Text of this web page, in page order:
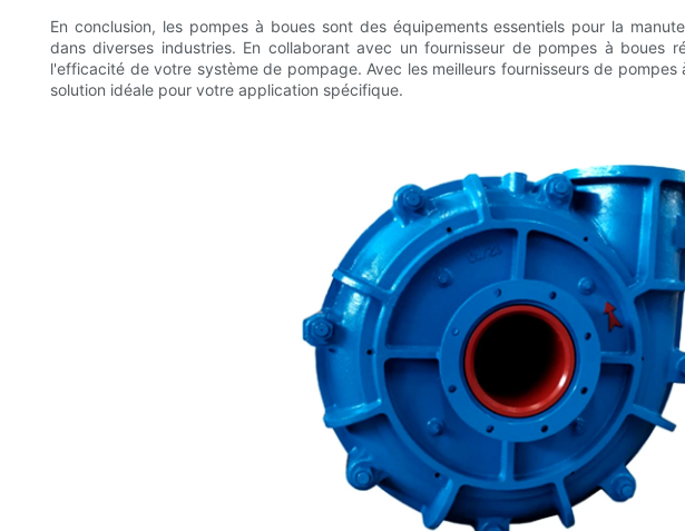
En conclusion, les pompes à boues sont des équipements essentiels pour la
dans diverses industries. En collaborant avec un fournisseur de pompes à boues
l'efficacité de votre système de pompage. Avec les meilleurs fournisseurs de
solution idéale pour votre application spécifique.